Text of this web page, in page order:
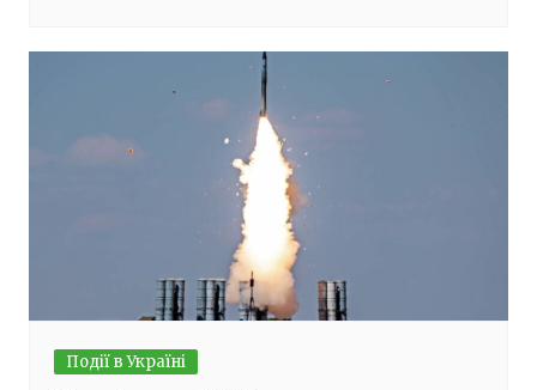
Події в Україні